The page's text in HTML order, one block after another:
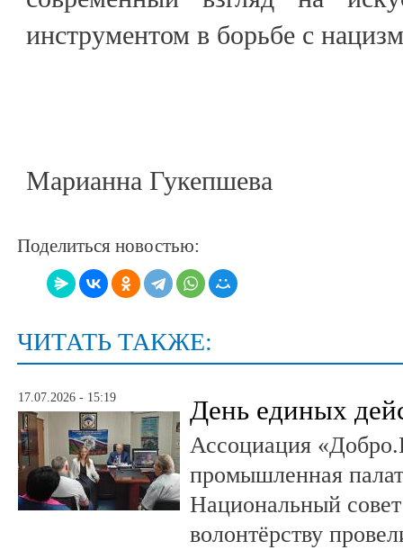
инструментом в борьбе с
Марианна Гукепшева
Поделиться новостью:
ЧИТАТЬ ТАКЖЕ:
17.07.2026 - 15:19 День единых
Ассоциация
промышленная
Национальный
волонтёрству